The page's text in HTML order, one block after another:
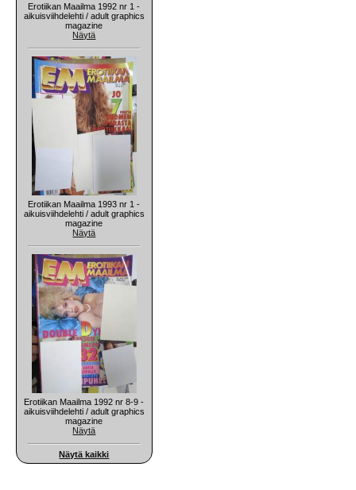
Erotiikan Maailma 1992 nr 1 -
aikuisviihdelehti / adult graphics
magazine
Näytä
Erotiikan Maailma 1993 nr 1 -
aikuisviihdelehti / adult graphics
magazine
Näytä
Erotiikan Maailma 1992 nr 8-9 -
aikuisviihdelehti / adult graphics
magazine
Näytä
Näytä kaikki